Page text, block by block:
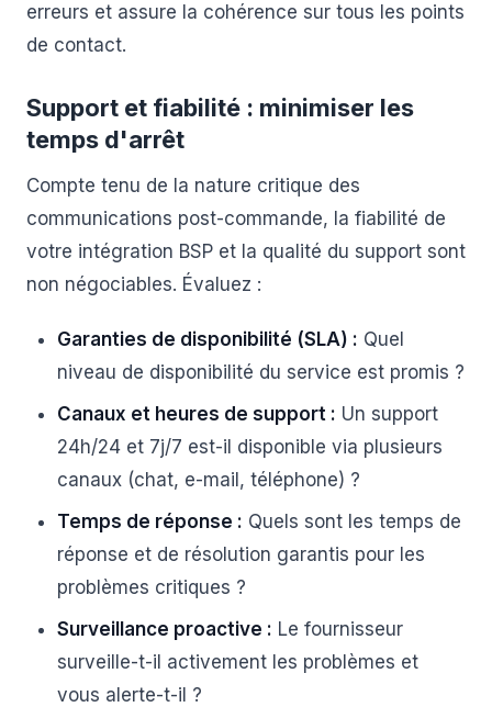
erreurs et assure la cohérence sur tous les points
de contact.
Support et fiabilité : minimiser les
temps d'arrêt
Compte tenu de la nature critique des
communications post-commande, la fiabilité de
votre intégration BSP et la qualité du support sont
non négociables. Évaluez :
Garanties de disponibilité (SLA) : Quel
niveau de disponibilité du service est promis ?
Canaux et heures de support : Un support
24h/24 et 7j/7 est-il disponible via plusieurs
canaux (chat, e-mail, téléphone) ?
Temps de réponse : Quels sont les temps de
réponse et de résolution garantis pour les
problèmes critiques ?
Surveillance proactive : Le fournisseur
surveille-t-il activement les problèmes et
vous alerte-t-il ?